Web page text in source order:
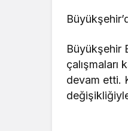
Büyükşehir
çalışmaları
devam etti.